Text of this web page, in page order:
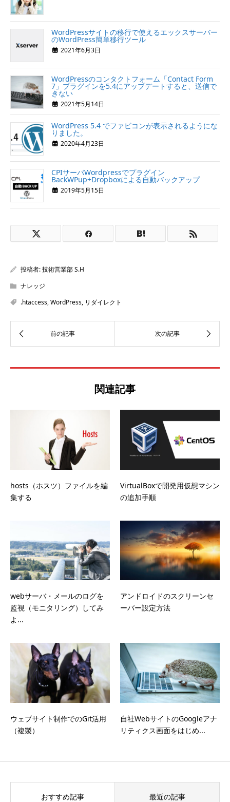
WordPressサイトの移行で使えるエックスサーバー
のWordPress簡単移行ツール
2021年6月3日
WordPressのコンタクトフォーム「Contact Form
7」プラグインを5.4にアップデートすると、送信で
きない
2021年5月14日
WordPress 5.4 でファビコンが表示されるようにな
りました。
2020年4月23日
CPIサーバWordpressでプラグイン
BackWPup+Dropboxによる自動バックアップ
2019年5月15日
投稿者:技術営業部 S.H
ナレッジ
.htaccess,WordPress, リダイレクト
関連記事
hosts（ホスツ）ファイルを編
集する
VirtualBoxで開発用仮想マシン
の追加手順
webサーバ・メールのログを
監視（モニタリング）してみ
よ...
アンドロイドのスクリーンセ
ーバー設定方法
ウェブサイト制作でのGit活用
（複製）
自社WebサイトのGoogleアナ
リティクス画面をはじめ...
おすすめ記事 最近の記事